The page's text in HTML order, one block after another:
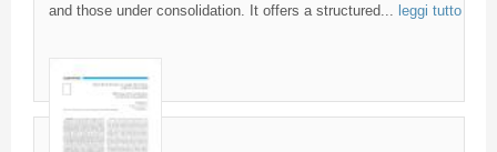
and those under consolidation. It offers a structured... leggi tutto